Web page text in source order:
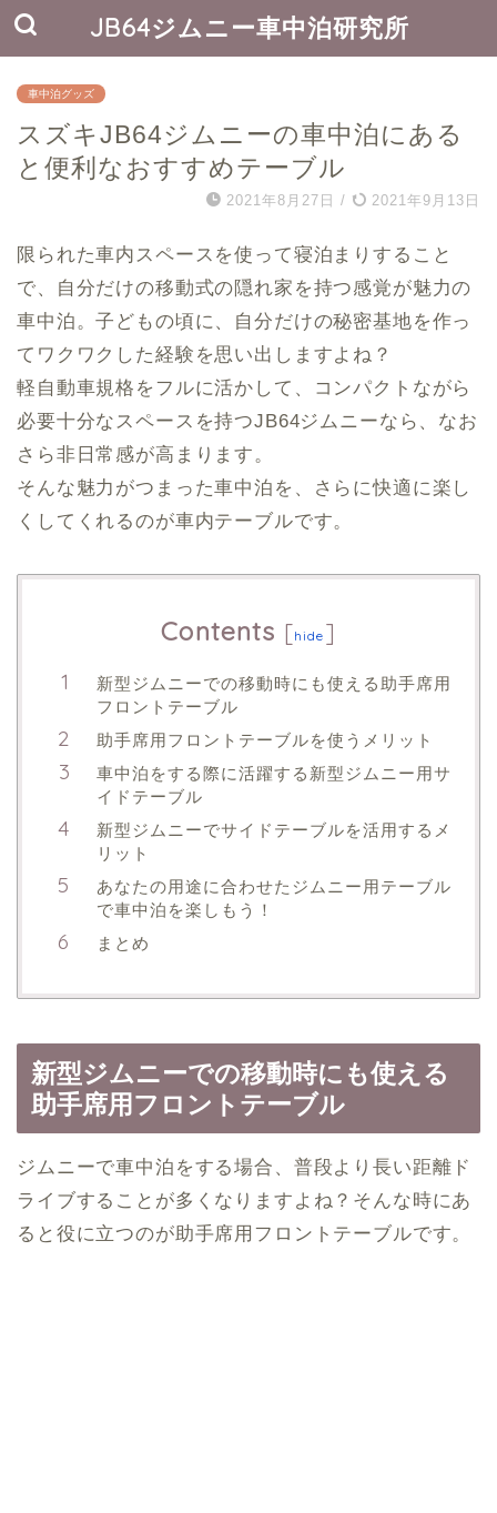
JB64ジムニー車中泊研究所
車中泊グッズ
スズキJB64ジムニーの車中泊にある
と便利なおすすめテーブル
2021年8月27日 / 2021年9月13日
限られた車内スペースを使って寝泊まりすること
で、自分だけの移動式の隠れ家を持つ感覚が魅力の
車中泊。子どもの頃に、自分だけの秘密基地を作っ
てワクワクした経験を思い出しますよね？
軽自動車規格をフルに活かして、コンパクトながら
必要十分なスペースを持つJB64ジムニーなら、なお
さら非日常感が高まります。
そんな魅力がつまった車中泊を、さらに快適に楽し
くしてくれるのが車内テーブルです。
Contents [hide ]
新型ジムニーでの移動時にも使える助手席用
フロントテーブル
助手席用フロントテーブルを使うメリット
車中泊をする際に活躍する新型ジムニー用サ
イドテーブル
新型ジムニーでサイドテーブルを活用するメ
リット
あなたの用途に合わせたジムニー用テーブル
で車中泊を楽しもう！
まとめ
新型ジムニーでの移動時にも使える
助手席用フロントテーブル
ジムニーで車中泊をする場合、普段より長い距離ド
ライブすることが多くなりますよね？そんな時にあ
ると役に立つのが助手席用フロントテーブルです。